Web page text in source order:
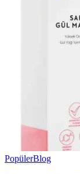
PopülerBlog